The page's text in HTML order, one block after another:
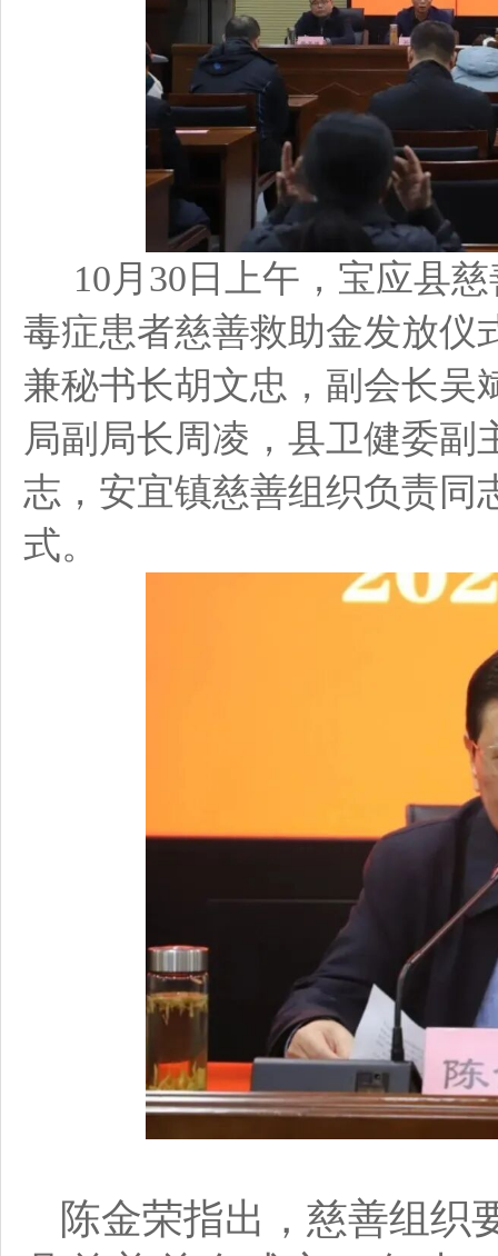
10月30日上午，宝应县慈
毒症患者慈善救助金发放仪
兼秘书长胡文忠，副会长吴
局副局长周凌，县卫健委副
志，安宜镇慈善组织负责同
式。
陈金荣指出，慈善组织